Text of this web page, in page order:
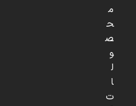
م
ح
ص
و
ل
ا
ت